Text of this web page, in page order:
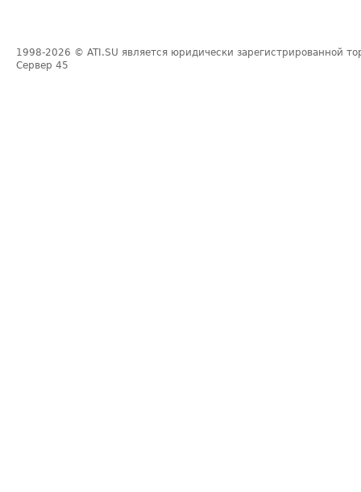
1998-2026 © ATI.SU является юридически зарегистрированной
Сервер 45